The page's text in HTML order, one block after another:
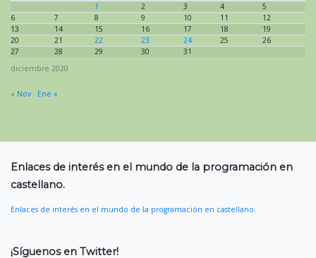
diciembre 2020
1
2 3 4
5
6
7 8 9 10 11
12
13
14 15 16 17 18
19
20
21 22 23 24 25
26
27
28 29 30 31
« Nov Ene »
Enlaces de interés en el mundo de la programación en
castellano.
Enlaces de interés en el mundo de la programación en castellano.
¡Síguenos en Twitter!